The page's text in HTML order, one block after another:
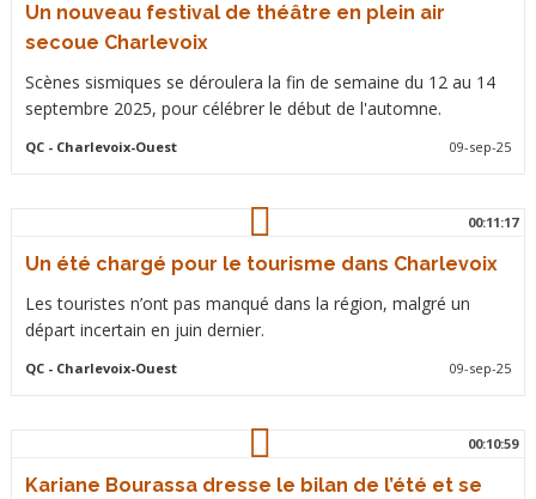
Un nouveau festival de théâtre en plein air
secoue Charlevoix
Scènes sismiques se déroulera la fin de semaine du 12 au 14
septembre 2025, pour célébrer le début de l'automne.
QC- Charlevoix-Ouest 09-sep-25
00:11:17
Un été chargé pour le tourisme dans Charlevoix
Les touristes n’ont pas manqué dans la région, malgré un
départ incertain en juin dernier.
QC- Charlevoix-Ouest 09-sep-25
00:10:59
Kariane Bourassa dresse le bilan de l’été et se